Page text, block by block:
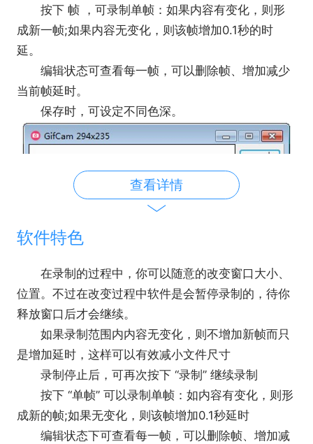
按下 帧 ，可录制单帧：如果内容有变化，则形
成新一帧;如果内容无变化，则该帧增加0.1秒的时
延。
编辑状态可查看每一帧，可以删除帧、增加减少
当前帧延时。
保存时，可设定不同色深。
查看详情
软件特色
在录制的过程中，你可以随意的改变窗口大小、
位置。不过在改变过程中软件是会暂停录制的，待你
释放窗口后才会继续。
如果录制范围内内容无变化，则不增加新帧而只
是增加延时，这样可以有效减小文件尺寸
录制停止后，可再次按下 “录制” 继续录制
按下 “单帧” 可以录制单帧：如内容有变化，则形
成新的帧;如果无变化，则该帧增加0.1秒延时
编辑状态下可查看每一帧，可以删除帧、增加减